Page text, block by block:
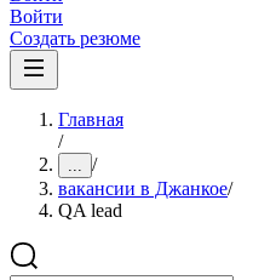
Войти
Создать резюме
Главная
/
... /
вакансии в Джанкое/
QA lead